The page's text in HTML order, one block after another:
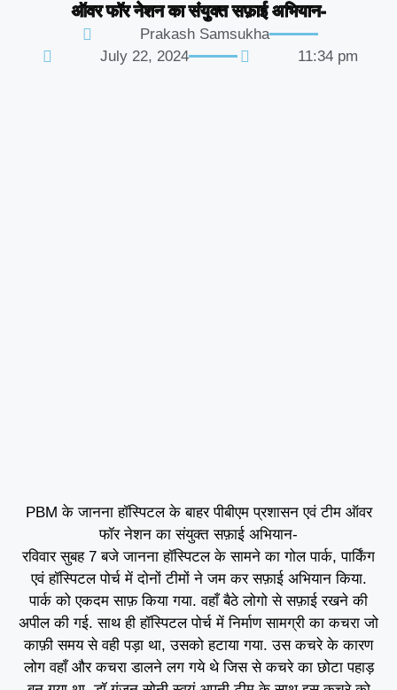
ऑवर फॉर नेशन का संयुक्त सफ़ाई अभियान-
Prakash Samsukha
July 22, 2024
11:34 pm
PBM के जानना हॉस्पिटल के बाहर पीबीएम प्रशासन एवं टीम ऑवर
फॉर नेशन का संयुक्त सफ़ाई अभियान-
रविवार सुबह 7 बजे जानना हॉस्पिटल के सामने का गोल पार्क, पार्किंग
एवं हॉस्पिटल पोर्च में दोनों टीमों ने जम कर सफ़ाई अभियान किया.
पार्क को एकदम साफ़ किया गया. वहाँ बैठे लोगो से सफ़ाई रखने की
अपील की गई. साथ ही हॉस्पिटल पोर्च में निर्माण सामग्री का कचरा जो
काफ़ी समय से वही पड़ा था, उसको हटाया गया. उस कचरे के कारण
लोग वहाँ और कचरा डालने लग गये थे जिस से कचरे का छोटा पहाड़